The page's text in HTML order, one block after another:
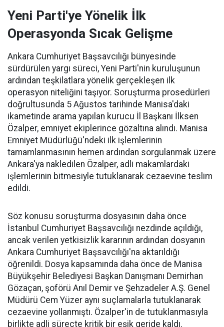
Yeni Parti'ye Yönelik İlk
Operasyonda Sıcak Gelişme
Ankara Cumhuriyet Başsavcılığı bünyesinde
sürdürülen yargı süreci, Yeni Parti'nin kuruluşunun
ardından teşkilatlara yönelik gerçekleşen ilk
operasyon niteliğini taşıyor. Soruşturma prosedürleri
doğrultusunda 5 Ağustos tarihinde Manisa'daki
ikametinde arama yapılan kurucu İl Başkanı İlksen
Özalper, emniyet ekiplerince gözaltına alındı. Manisa
Emniyet Müdürlüğü'ndeki ilk işlemlerinin
tamamlanmasının hemen ardından sorgulanmak üzere
Ankara'ya nakledilen Özalper, adli makamlardaki
işlemlerinin bitmesiyle tutuklanarak cezaevine teslim
edildi.
Söz konusu soruşturma dosyasının daha önce
İstanbul Cumhuriyet Başsavcılığı nezdinde açıldığı,
ancak verilen yetkisizlik kararının ardından dosyanın
Ankara Cumhuriyet Başsavcılığı'na aktarıldığı
öğrenildi. Dosya kapsamında daha önce de Manisa
Büyükşehir Belediyesi Başkan Danışmanı Demirhan
Gözaçan, şoförü Anıl Demir ve Şehzadeler A.Ş. Genel
Müdürü Cem Yüzer aynı suçlamalarla tutuklanarak
cezaevine yollanmıştı. Özalper'in de tutuklanmasıyla
birlikte adli süreçte kritik bir eşik geride kaldı.